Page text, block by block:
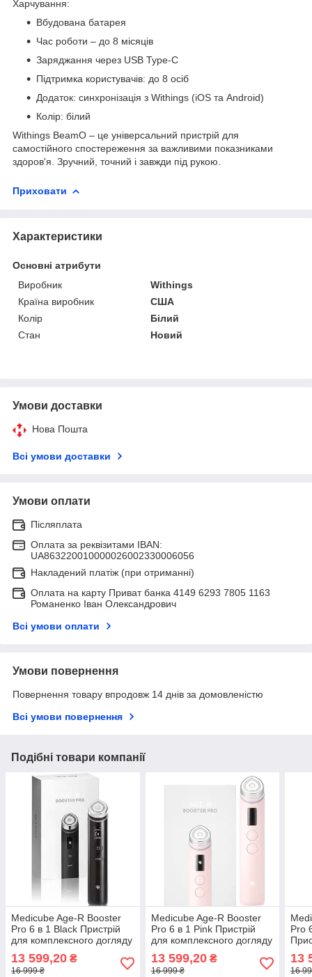
Харчування:
Вбудована батарея
Час роботи – до 8 місяців
Заряджання через USB Type-C
Підтримка користувачів: до 8 осіб
Додаток: синхронізація з Withings (iOS та Android)
Колір: білий
Withings BeamO – це універсальний пристрій для
самостійного спостереження за важливими показниками
здоров'я. Зручний, точний і завжди під рукою.
Приховати
Характеристики
Основні атрибути
Виробник
Withings
Країна виробник
США
Колір
Білий
Стан
Новий
Умови доставки
Нова Пошта
Всі умови доставки
Умови оплати
Післяплата
Оплата за реквізитами IBAN:
UA863220010000026002330006056
Накладений платіж (при отриманні)
Оплата на карту Приват банка 4149 6293 7805 1163
Романенко Іван Олександрович
Всі умови оплати
Умови повернення
Повернення товару впродовж 14 днів за домовленістю
Всі умови повернення
Подібні товари компанії
Medicube Age-R Booster
Pro 6 в 1 Black Пристрій
для комплексного догляду
за шкірою
13 599,20 ₴
16 999 ₴
Medicube Age-R Booster
Pro 6 в 1 Pink Пристрій
для комплексного догляду
за шкірою
13 599,20₴
16 999 ₴
Pro
13
16